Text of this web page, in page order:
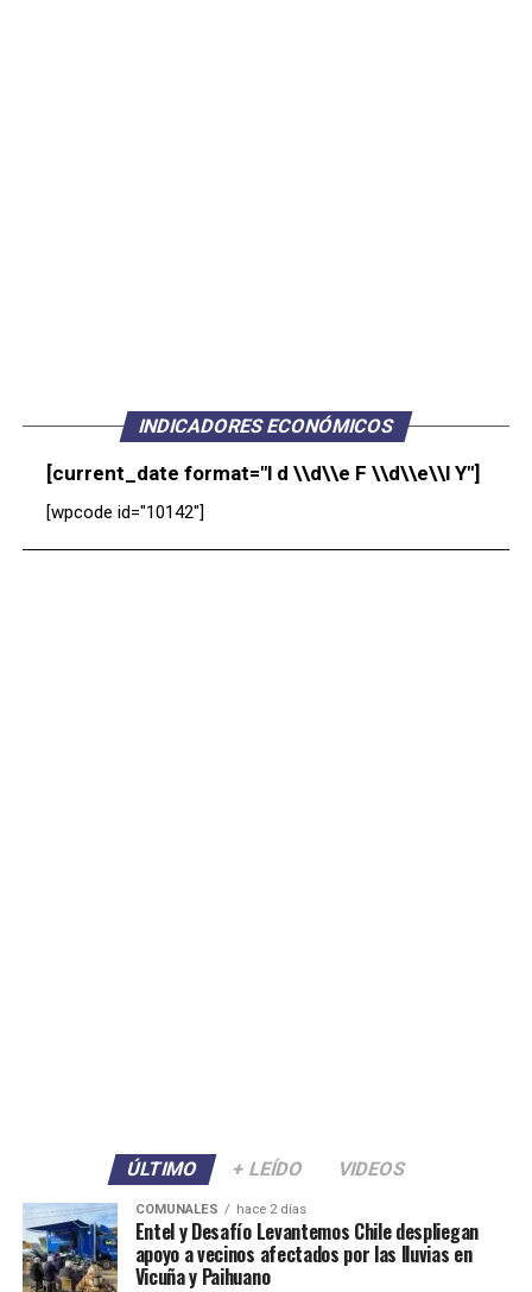
INDICADORES ECONÓMICOS
[current_date format="l d \\d\\e F \\d\\e\\l Y"]
[wpcode id="10142"]
ÚLTIMO + LEÍDO VIDEOS
COMUNALES hace 2 días
Entel y Desafío Levantemos Chile despliegan
apoyo a vecinos afectados por las lluvias en
Vicuña y Paihuano